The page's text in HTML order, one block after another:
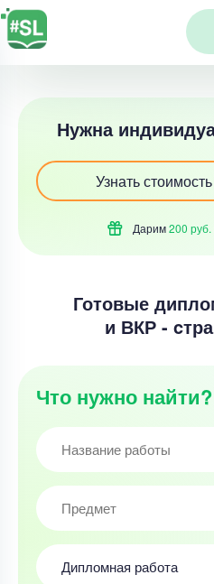
Нужна
Узнать
Дарим200 руб.
Готовые
и ВКР -
Что нужно найти?
Дипломная работа